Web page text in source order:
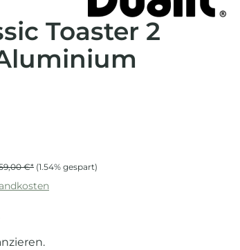
Toaster 2
€* (1.54% gespart)